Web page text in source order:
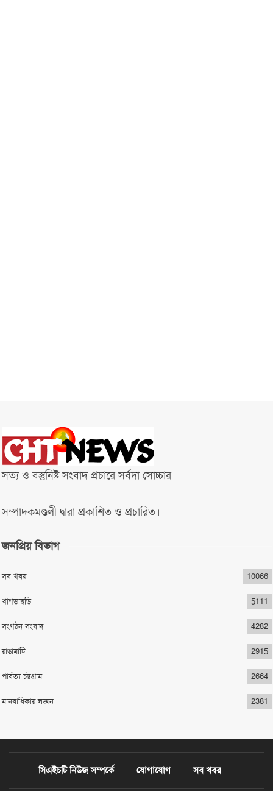
সত্য ও বস্তুনিষ্ট সংবাদ প্রচারে সর্বদা সোচ্চার
সম্পাদকমণ্ডলী দ্বারা প্রকাশিত ও প্রচারিত।
জনপ্রিয় বিভাগ
সব খবর 10066
খাগড়াছড়ি 5111
সংগঠন সংবাদ 4282
রাঙামাটি 2915
পার্বত্য চট্টগ্রাম 2664
মানবাধিকার লঙ্ঘন 2381
সিএইচটি নিউজ সম্পর্কে যোগাযোগ সব খবর